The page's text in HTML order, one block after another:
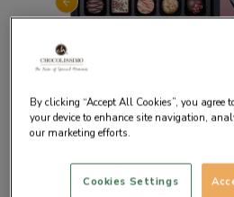
Trageti
By clicking “Accept All Cookies”, you agree
your device to enhance site navigation,
our marketing efforts.
Cookies Settings